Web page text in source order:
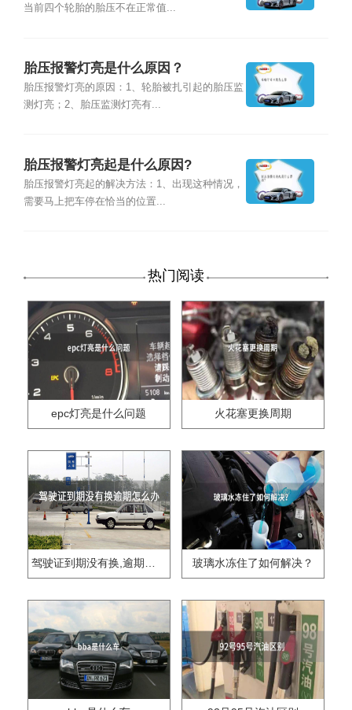
当前四个轮胎的胎压不在正常值...
胎压报警灯亮是什么原因？
胎压报警灯亮的原因：1、轮胎被扎引起的胎压监
测灯亮；2、胎压监测灯亮有...
胎压报警灯亮起是什么原因?
胎压报警灯亮起的解决方法：1、出现这种情况，
需要马上把车停在恰当的位置...
热门阅读
epc灯亮是什么问题 火花塞更换周期
驾驶证到期没有换,逾期怎么办?? 玻璃水冻住了如何解决？